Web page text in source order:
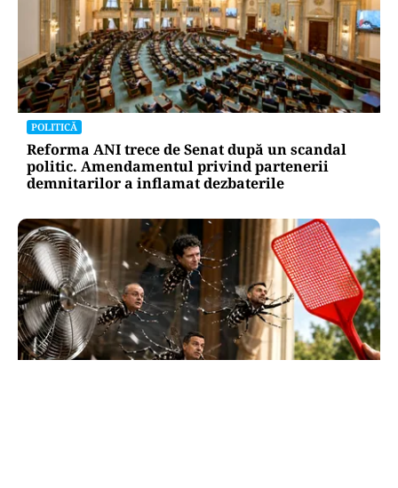
POLITICĂ
Reforma ANI trece de Senat după un scandal
politic. Amendamentul privind partenerii
demnitarilor a inflamat dezbaterile